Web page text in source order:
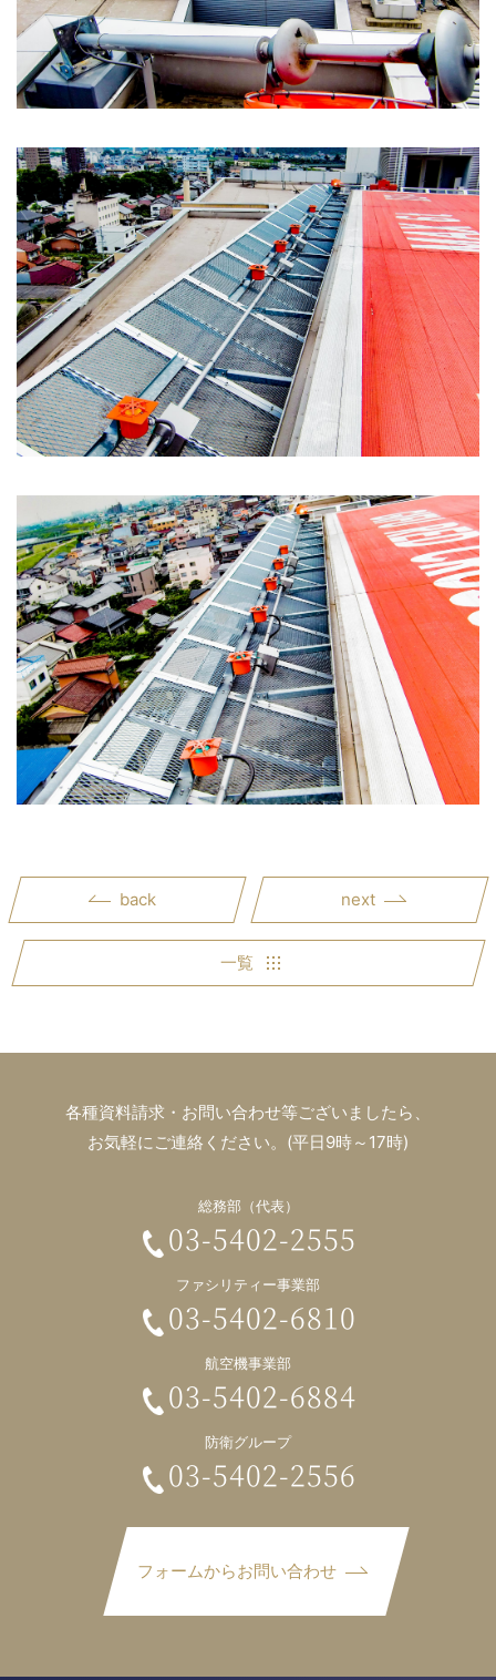
back next
一覧
各種資料請求・お問い合わせ等ございましたら、
お気軽にご連絡ください。(平日9時～17時)
フォームからお問い合わせ
総務部（代表）
03-5402-2555
ファシリティー事業部
03-5402-6810
航空機事業部
03-5402-6884
防衛グループ
03-5402-2556